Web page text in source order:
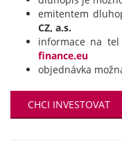
emitentem
CZ, a.s.
informace na
finance.eu
objednávka
CHCI INVESTOVAT